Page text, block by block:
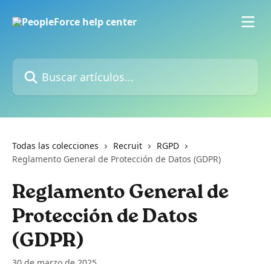
Buscar artículos...
Todas las colecciones Recruit
RGPD
Reglamento General de Protección de Datos (GDPR)
Reglamento General de
Protección de Datos
(GDPR)